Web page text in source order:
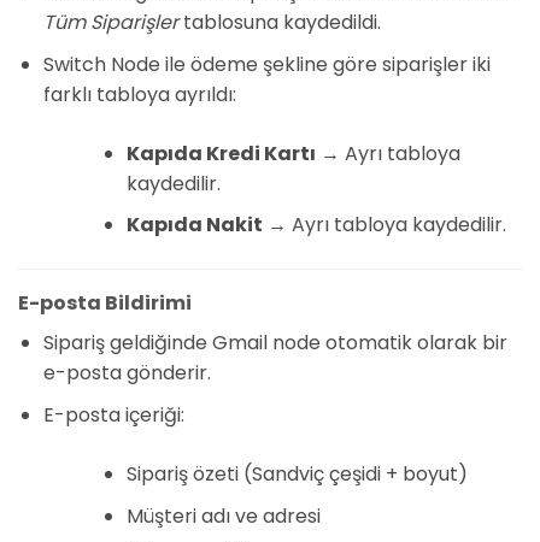
Tüm Siparişlertablosuna kaydedildi.
Switch Node ile ödeme şekline göre siparişler iki
farklı tabloya ayrıldı:
Kapıda Kredi Kartı → Ayrı tabloya
kaydedilir.
Kapıda Nakit → Ayrı tabloya kaydedilir.
E-posta Bildirimi
Sipariş geldiğinde Gmail node otomatik olarak bir
e-posta gönderir.
E-posta içeriği:
Sipariş özeti (Sandviç çeşidi + boyut)
Müşteri adı ve adresi